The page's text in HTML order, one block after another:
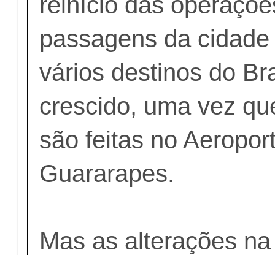
passagens da
vários destinos do
crescido, uma vez
são feitas no
Guararapes.
Mas as alterações